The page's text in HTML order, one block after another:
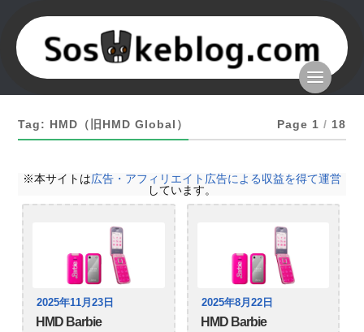
Tag: HMD（旧HMD Global） Page 1 / 18
※本サイトは広告・アフィリエイト広告による収益を得て運営
しています。
2025年11月23日
HMD Barbie
2025年8月22日
HMD Barbie